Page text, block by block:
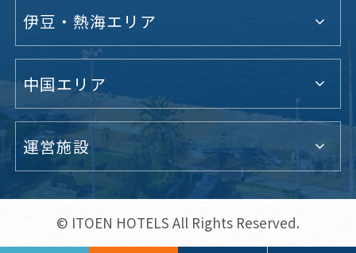
伊豆・熱海エリア
中国エリア
運営施設
© ITOEN HOTELS All Rights Reserved.